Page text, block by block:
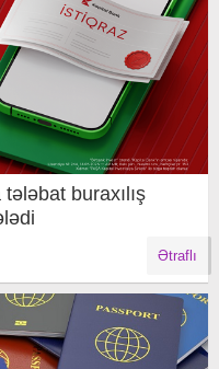
buraxılış
Ətraflı